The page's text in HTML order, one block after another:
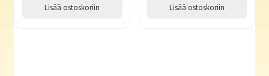
Lisää ostoskoriin Lisää ostoskoriin